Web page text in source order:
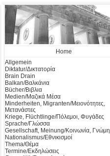
Home
Allgemein
Diktatur/Δικτατορία
Brain Drain
Balkan/Βαλκάνια
Bücher/Βιβλια
Medien/Μαζικά Μέσα
Minderheiten, Migranten/Μειονότητες,
Μετανάστες
Kriege, Flüchtlinge/Πόλεμοι, Φυγάδες
Sprache/Γλώσσα
Gesellschaft, Meinung/Κοινωνία, Γνώμη
Nationalismus/Εθνικισμοί
Thema/Θέμα
Termine/Εκδηλώσεις